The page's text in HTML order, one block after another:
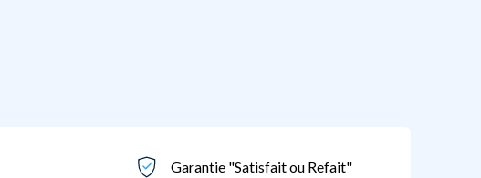
Garantie "Satisfait ou Refait"